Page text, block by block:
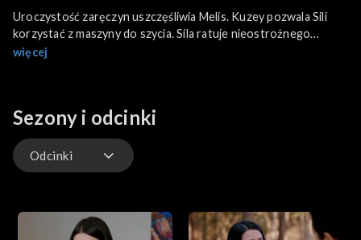
Uroczystość zaręczyn uszczęśliwia Melis. Kuzey pozwala Sili
korzystać z maszyny do szycia. Sila ratuje nieostrożnego
przechodnia przed potrąceniem przez samochód. To dawny
więcej
Sezony i odcinki
Odcinki